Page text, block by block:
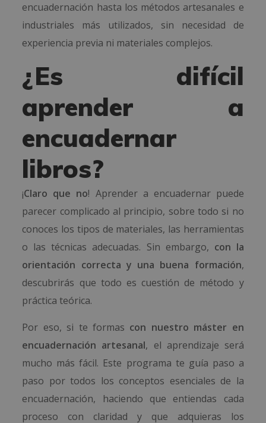
encuadernación hasta los métodos artesanales e
industriales más utilizados, sin necesidad de
experiencia previa ni materiales complejos.
¿Es difícil
aprender a
encuadernar
libros?
¡Claro que no! Aprender a encuadernar puede
parecer complicado al principio, sobre todo si no
conoces los tipos de materiales, las herramientas
o las técnicas adecuadas. Sin embargo, con la
orientación correcta y una buena formación,
descubrirás que todo es cuestión de método y
práctica teórica.
Por eso, si te formas con nuestro máster en
encuadernación artesanal, el aprendizaje será
mucho más fácil. Este programa te guía paso a
paso por todos los conceptos esenciales de la
encuadernación, haciendo que entiendas cada
proceso con claridad y que adquieras los